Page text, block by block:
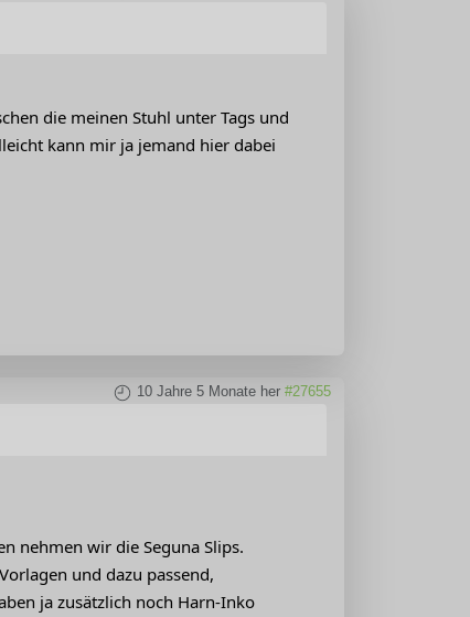
die meinen Stuhl unter Tags und
kann mir ja jemand hier dabei
10 Jahre 5 Monate her #27655
nehmen wir die Seguna Slips.
und dazu passend,
ja zusätzlich noch Harn-Inko